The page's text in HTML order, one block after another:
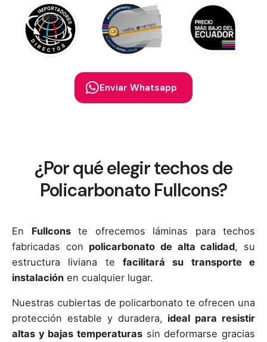
Enviar Whatsapp
¿Por qué elegir techos de
Policarbonato Fullcons?
En Fullconste ofrecemos láminas para techos
fabricadas con policarbonato de alta calidad, su
estructura liviana te facilitará su transporte e
instalación en cualquier lugar.
Nuestras cubiertas de policarbonato te ofrecen una
protección estable y duradera, ideal para resistir
altas y bajas temperaturas sin deformarse gracias